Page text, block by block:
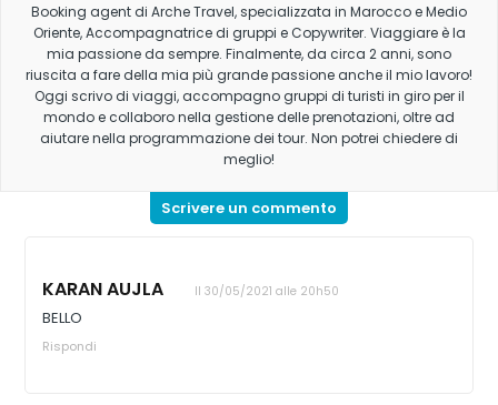
Booking agent di Arche Travel, specializzata in Marocco e Medio
Oriente, Accompagnatrice di gruppi e Copywriter. Viaggiare è la
mia passione da sempre. Finalmente, da circa 2 anni, sono
riuscita a fare della mia più grande passione anche il mio lavoro!
Oggi scrivo di viaggi, accompagno gruppi di turisti in giro per il
mondo e collaboro nella gestione delle prenotazioni, oltre ad
aiutare nella programmazione dei tour. Non potrei chiedere di
meglio!
Scrivere un commento
KARAN AUJLA Il 30/05/2021 alle 20h50
BELLO
Rispondi